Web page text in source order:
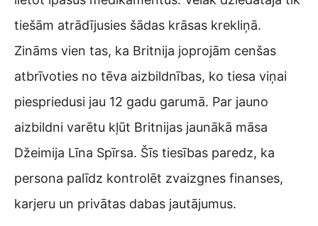
tiešām atrādījusies šādas krāsas krekliņā.
Zināms vien tas, ka Britnija joprojām cenšas
atbrīvoties no tēva aizbildnības, ko tiesa viņai
piespriedusi jau 12 gadu garumā. Par jauno
aizbildni varētu kļūt Britnijas jaunākā māsa
Džeimija Līna Spīrsa. Šīs tiesības paredz, ka
persona palīdz kontrolēt zvaizgnes finanses,
karjeru un privātas dabas jautājumus.